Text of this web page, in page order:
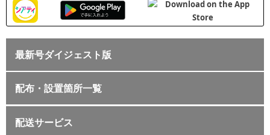
最新号ダイジェスト版
配布・設置箇所一覧
配送サービス